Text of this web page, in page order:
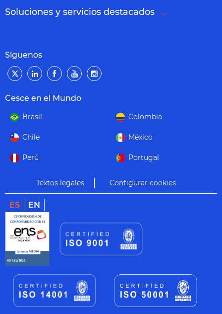
Soluciones y servicios destacados
Síguenos
Cesce en el Mundo
Brasil Colombia
Chile México
Perú Portugal
Textos legales Configurar cookies
ES EN